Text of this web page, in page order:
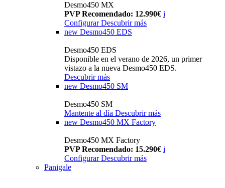
Desmo450 MX
PVP Recomendado: 12.990€ i
Configurar Descubrir más
new Desmo450 EDS
Desmo450 EDS
Disponible en el verano de 2026, un primer
vistazo a la nueva Desmo450 EDS.
Descubrir más
new Desmo450 SM
Desmo450 SM
Mantente al día Descubrir más
new Desmo450 MX Factory
Desmo450 MX Factory
PVP Recomendado: 15.290€ i
Configurar Descubrir más
Panigale